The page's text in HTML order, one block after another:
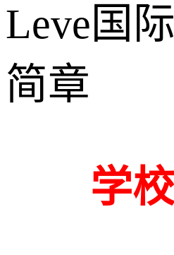
Leve国
简章
学校